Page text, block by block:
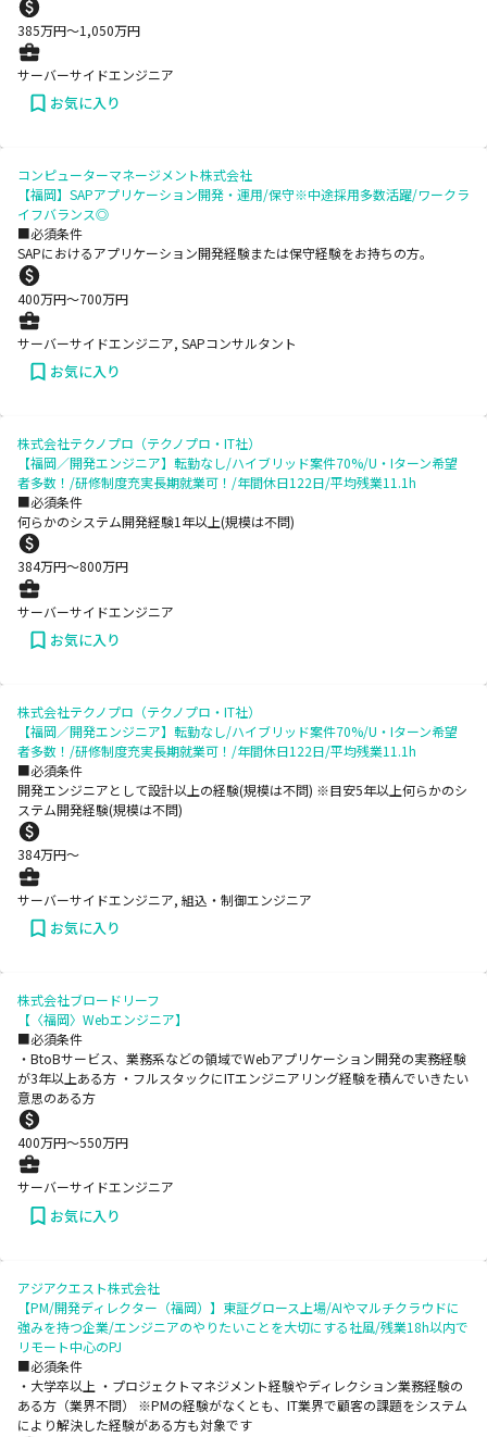
385万円〜1,050万円
サーバーサイドエンジニア
お気に入り
コンピューターマネージメント株式会社
【福岡】SAPアプリケーション開発・運用/保守※中途採用多数活躍/ワークラ
イフバランス◎
■必須条件
SAPにおけるアプリケーション開発経験または保守経験をお持ちの方。
400万円〜700万円
サーバーサイドエンジニア, SAPコンサルタント
お気に入り
株式会社テクノプロ（テクノプロ・IT社）
【福岡／開発エンジニア】転勤なし/ハイブリッド案件70%/U・Iターン希望
者多数！/研修制度充実長期就業可！/年間休日122日/平均残業11.1h
■必須条件
何らかのシステム開発経験1年以上(規模は不問)
384万円〜800万円
サーバーサイドエンジニア
お気に入り
株式会社テクノプロ（テクノプロ・IT社）
【福岡／開発エンジニア】転勤なし/ハイブリッド案件70%/U・Iターン希望
者多数！/研修制度充実長期就業可！/年間休日122日/平均残業11.1h
■必須条件
開発エンジニアとして設計以上の経験(規模は不問) ※目安5年以上何らかのシ
ステム開発経験(規模は不問)
384万円〜
サーバーサイドエンジニア, 組込・制御エンジニア
お気に入り
株式会社ブロードリーフ
【〈福岡〉Webエンジニア】
■必須条件
・BtoBサービス、業務系などの領域でWebアプリケーション開発の実務経験
が3年以上ある方 ・フルスタックにITエンジニアリング経験を積んでいきたい
意思のある方
400万円〜550万円
サーバーサイドエンジニア
お気に入り
アジアクエスト株式会社
【PM/開発ディレクター（福岡）】東証グロース上場/AIやマルチクラウドに
強みを持つ企業/エンジニアのやりたいことを大切にする社風/残業18h以内で
リモート中心のPJ
■必須条件
・大学卒以上 ・プロジェクトマネジメント経験やディレクション業務経験の
ある方（業界不問） ※PMの経験がなくとも、IT業界で顧客の課題をシステム
により解決した経験がある方も対象です